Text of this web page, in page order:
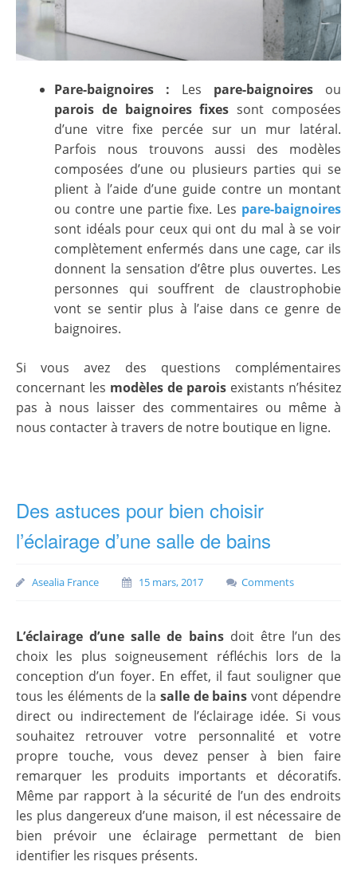
Pare-baignoires : Les pare-baignoires ou
parois de baignoires fixes sont composées
d’une vitre fixe percée sur un mur latéral.
Parfois nous trouvons aussi des modèles
composées d’une ou plusieurs parties qui se
plient à l’aide d’une guide contre un montant
ou contre une partie fixe. Les pare-baignoires
sont idéals pour ceux qui ont du mal à se voir
complètement enfermés dans une cage, car ils
donnent la sensation d’être plus ouvertes. Les
personnes qui souffrent de claustrophobie
vont se sentir plus à l’aise dans ce genre de
baignoires.
Si vous avez des questions complémentaires
concernant les modèles de parois existants n’hésitez
pas à nous laisser des commentaires ou même à
nous contacter à travers de notre boutique en ligne.
Des astuces pour bien choisir
l’éclairage d’une salle de bains
Asealia France 15 mars, 2017 Comments
L’éclairage d’une salle de bainsdoit être l’un des
choix les plus soigneusement réfléchis lors de la
conception d’un foyer. En effet, il faut souligner que
tous les éléments de la salle de bains vont dépendre
direct ou indirectement de l’éclairage idée. Si vous
souhaitez retrouver votre personnalité et votre
propre touche, vous devez penser à bien faire
remarquer les produits importants et décoratifs.
Même par rapport à la sécurité de l’un des endroits
les plus dangereux d’une maison, il est nécessaire de
bien prévoir une éclairage permettant de bien
identifier les risques présents.